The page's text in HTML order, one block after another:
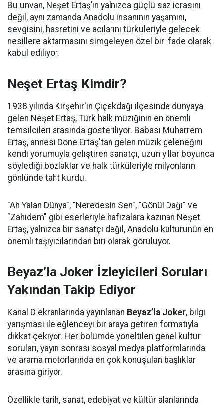
Bu unvan, Neşet Ertaş’ın yalnızca güçlü saz icrasını
değil, aynı zamanda Anadolu insanının yaşamını,
sevgisini, hasretini ve acılarını türküleriyle gelecek
nesillere aktarmasını simgeleyen özel bir ifade olarak
kabul ediliyor.
Neşet Ertaş Kimdir?
1938 yılında Kırşehir'in Çiçekdağı ilçesinde dünyaya
gelen Neşet Ertaş, Türk halk müziğinin en önemli
temsilcileri arasında gösteriliyor. Babası Muharrem
Ertaş, annesi Döne Ertaş'tan gelen müzik geleneğini
kendi yorumuyla geliştiren sanatçı, uzun yıllar boyunca
söylediği bozlaklar ve halk türküleriyle milyonların
gönlünde taht kurdu.
"Ah Yalan Dünya", "Neredesin Sen", "Gönül Dağı" ve
"Zahidem" gibi eserleriyle hafızalara kazınan Neşet
Ertaş, yalnızca bir sanatçı değil, Anadolu kültürünün en
önemli taşıyıcılarından biri olarak görülüyor.
Beyaz’la Joker İzleyicileri Soruları
Yakından Takip Ediyor
Kanal D ekranlarında yayınlanan Beyaz’la Joker, bilgi
yarışması ile eğlenceyi bir araya getiren formatıyla
dikkat çekiyor. Her bölümde yöneltilen genel kültür
soruları, yayın sonrası sosyal medya platformlarında
ve arama motorlarında en çok konuşulan başlıklar
arasına giriyor.
Özellikle tarih, sanat, edebiyat ve kültür alanlarında